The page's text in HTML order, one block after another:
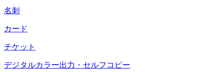
名刺
カード
チケット
デジタルカラー出力・セルフコピー